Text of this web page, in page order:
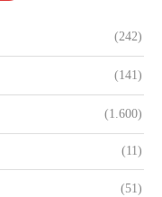
(242)
(141)
(1.600)
(11)
(51)